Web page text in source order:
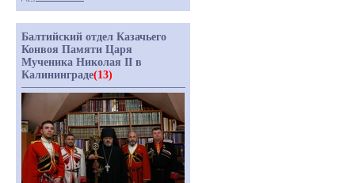
Балтийский отдел Казачьего
Конвоя Памяти Царя
Мученика Николая II в
Калининграде(13)